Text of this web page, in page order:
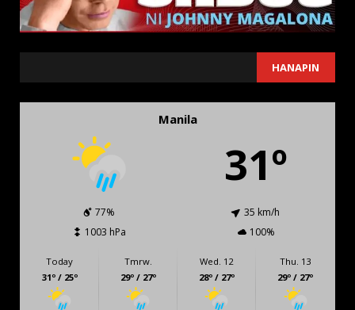
HANAPIN
Manila
31º
77%
35 km/h
1003 hPa
100%
Today
31º / 25º
Tmrw.
29º / 27º
Wed. 12
28º / 27º
Thu. 13
29º / 27º